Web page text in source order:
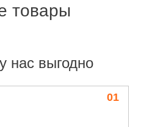
товары
нас выгодно
01